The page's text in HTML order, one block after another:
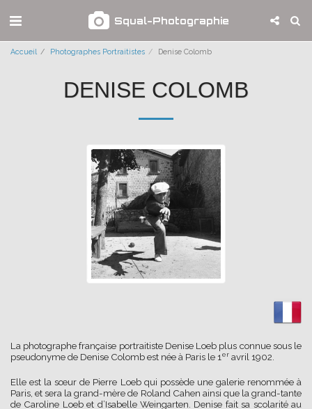
Squal-Photographie
Accueil Photographes Portraitistes Denise Colomb
DENISE COLOMB
La photographe française portraitiste Denise Loeb plus connue sous le
pseudonyme de Denise Colomb est née à Paris le 1 er avril 1902.
Elle est la sœur de Pierre Loeb qui possède une galerie renommée à
Paris, et sera la grand-mère de Roland Cahen ainsi que la grand-tante
de Caroline Loeb et d’Isabelle Weingarten. Denise fait sa scolarité au